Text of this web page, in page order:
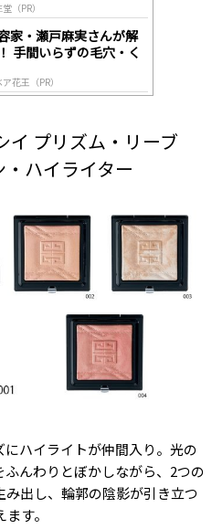
（PR）
家・瀬戸麻実さんが解
手間いらずの毛穴・く
花王（PR）
イ プリズム・リーブ
ハイライター
ハイライトが仲間入り。光の
ふんわりとぼかしながら、2つの
み出し、輪郭の陰影が引き立つ
す。